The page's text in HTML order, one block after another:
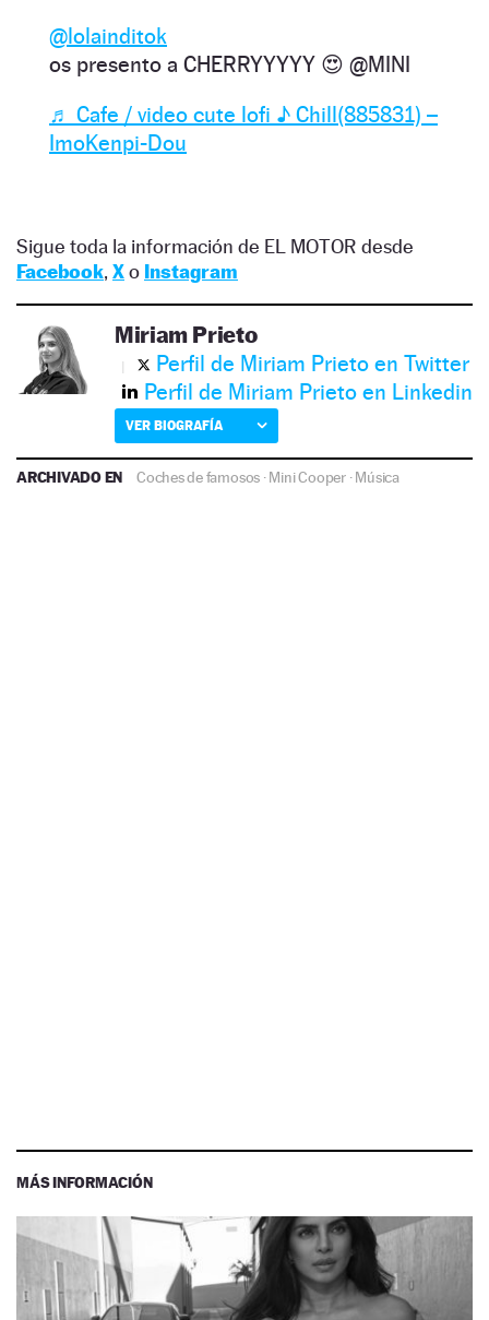
@lolainditok
os presento a CHERRYYYYY 😍 @MINI
♬ Cafe / video cute lofi ♪ Chill(885831) –
ImoKenpi-Dou
Sigue toda la información de EL MOTOR desde
Facebook, Xo Instagram
Miriam Prieto
Perfil de Miriam Prieto en Twitter
Perfil de Miriam Prieto en Linkedin
VER BIOGRAFÍA
ARCHIVADO EN Coches de famosos ·Mini Cooper·Música
MÁS INFORMACIÓN